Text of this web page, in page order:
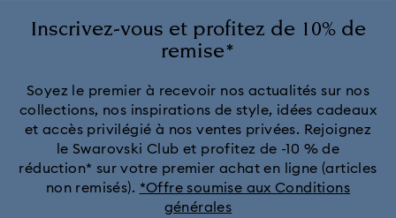
Inscrivez-vous et profitez de 10% de
remise*
Soyez le premier à recevoir nos actualités sur nos
collections, nos inspirations de style, idées cadeaux
et accès privilégié à nos ventes privées. Rejoignez
le Swarovski Club et profitez de -10 % de
réduction* sur votre premier achat en ligne (articles
non remisés). *Offre soumise aux Conditions
générales